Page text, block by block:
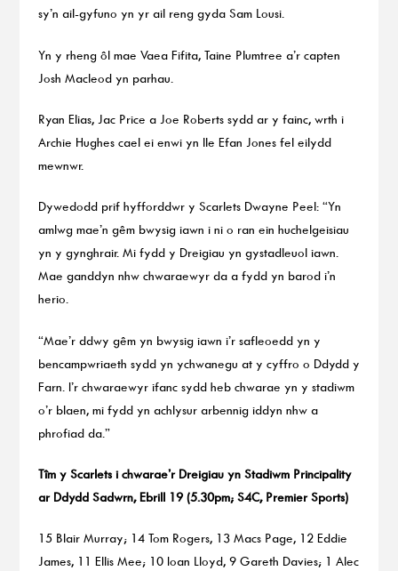
sy’n ail-gyfuno yn yr ail reng gyda Sam Lousi.
Yn y rheng ôl mae Vaea Fifita, Taine Plumtree a’r capten
Josh Macleod yn parhau.
Ryan Elias, Jac Price a Joe Roberts sydd ar y fainc, wrth i
Archie Hughes cael ei enwi yn lle Efan Jones fel eilydd
mewnwr.
Dywedodd prif hyfforddwr y Scarlets Dwayne Peel: “Yn
amlwg mae’n gêm bwysig iawn i ni o ran ein huchelgeisiau
yn y gynghrair. Mi fydd y Dreigiau yn gystadleuol iawn.
Mae ganddyn nhw chwaraewyr da a fydd yn barod i’n
herio.
“Mae’r ddwy gêm yn bwysig iawn i’r safleoedd yn y
bencampwriaeth sydd yn ychwanegu at y cyffro o Ddydd y
Farn. I’r chwaraewyr ifanc sydd heb chwarae yn y stadiwm
o’r blaen, mi fydd yn achlysur arbennig iddyn nhw a
phrofiad da.”
Tîm y Scarlets i chwarae’r Dreigiau yn Stadiwm Principality
ar Ddydd Sadwrn, Ebrill 19 (5.30pm; S4C, Premier Sports)
15 Blair Murray; 14 Tom Rogers, 13 Macs Page, 12 Eddie
James, 11 Ellis Mee; 10 Ioan Lloyd, 9 Gareth Davies; 1 Alec